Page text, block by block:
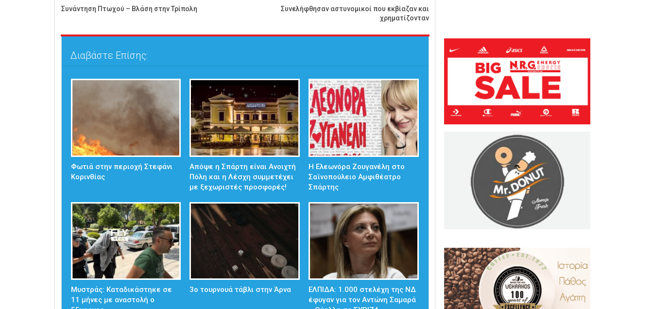
Συνάντηση Πτωχού – Βλάση στην Τρίπολη
Συνελήφθησαν αστυνομικοί που εκβίαζαν και
χρηματίζονταν
Διαβάστε Επίσης:
Φωτιά στην περιοχή Στεφάνι
Κορινθίας
Απόψε η Σπάρτη είναι Ανοιχτή
Πόλη και η Λέσχη συμμετέχει
με ξεχωριστές προσφορές!
Η Ελεωνόρα Ζουγανέλη στο
Σαϊνοπούλειο Αμφιθέατρο
Σπάρτης
Μυστράς: Καταδικάστηκε σε
11 μήνες με αναστολή ο
3ο τουρνουά τάβλι στην Άρνα
ΕΛΠΙΔΑ: 1.000 στελέχη της ΝΔ
έφυγαν για τον Αντώνη Σαμαρά